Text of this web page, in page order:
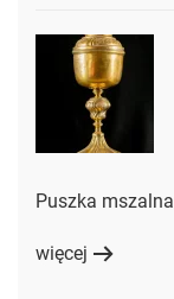
Puszka mszalna
więcej